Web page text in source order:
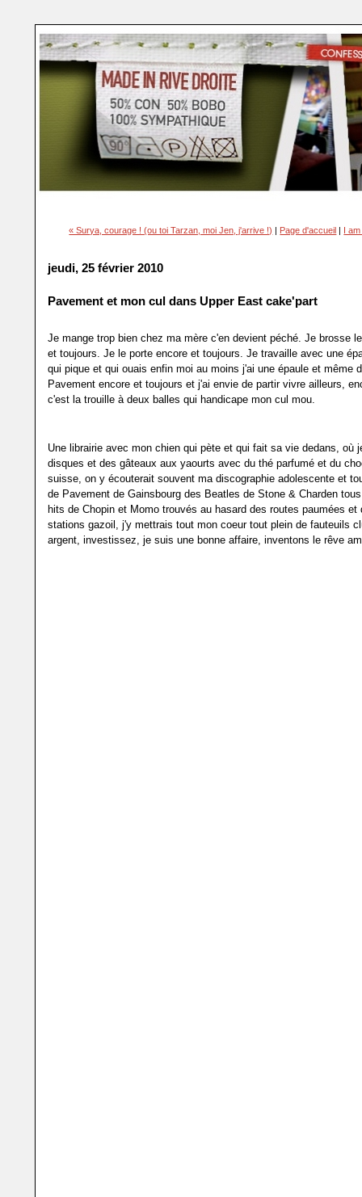
« Surya, courage ! (ou toi Tarzan, moi Jen, j'arrive !) | Page d'accueil | I
jeudi, 25 février 2010
Pavement et mon cul dans Upper East cake'part
Je mange trop bien chez ma mère c'en devient péché. Je brosse
et toujours. Je le porte encore et toujours. Je travaille avec une
qui pique et qui ouais enfin moi au moins j'ai une épaule et même
Pavement encore et toujours et j'ai envie de partir vivre ailleurs,
c'est la trouille à deux balles qui handicape mon cul mou.
Une librairie avec mon chien qui pète et qui fait sa vie dedans, où
disques et des gâteaux aux yaourts avec du thé parfumé et du
suisse, on y écouterait souvent ma discographie adolescente et
de Pavement de Gainsbourg des Beatles de Stone & Charden
hits de Chopin et Momo trouvés au hasard des routes paumées et
stations gazoil, j'y mettrais tout mon coeur tout plein de fauteuils
argent, investissez, je suis une bonne affaire, inventons le rêve